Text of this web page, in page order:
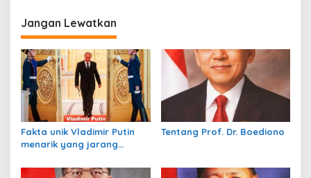
i
g
a
s
i
p
o
s
Jangan Lewatkan
Fakta unik Vladimir Putin
menarik yang jarang
Tentang Prof. Dr. Boediono